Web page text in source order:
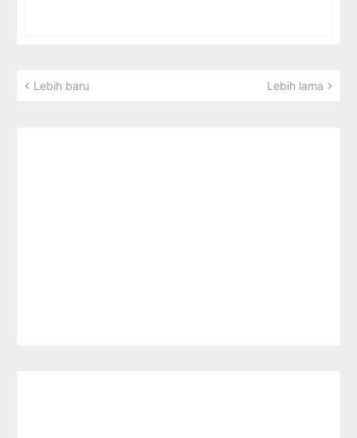
Lebih baru Lebih lama